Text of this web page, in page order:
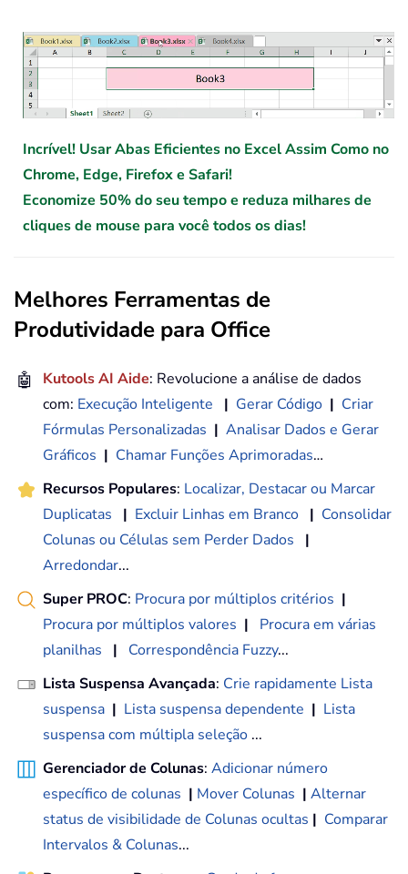
Incrível! Usar Abas Eficientes no Excel Assim Como no
Chrome, Edge, Firefox e Safari!
Economize 50% do seu tempo e reduza milhares de
cliques de mouse para você todos os dias!
Melhores Ferramentas de
Produtividade para Office
🤖 Kutools AI Aide: Revolucione a análise de dados
com: Execução Inteligente | Gerar Código | Criar
Fórmulas Personalizadas | Analisar Dados e Gerar
Gráficos | Chamar Funções Aprimoradas…
Recursos Populares: Localizar, Destacar ou Marcar
Duplicatas
| Excluir Linhas em Branco | Consolidar
Colunas ou Células sem Perder Dados
|
Arredondar...
Super PROC: Procura por múltiplos critérios |
Procura por múltiplos valores |
Procura em várias
planilhas
| Correspondência Fuzzy...
Lista Suspensa Avançada: Crie rapidamente Lista
suspensa | Lista suspensa dependente | Lista
suspensa com múltipla seleção ...
Gerenciador de Colunas: Adicionar número
específico de colunas | Mover Colunas | Alternar
status de visibilidade de Colunas ocultas | Comparar
Intervalos & Colunas...